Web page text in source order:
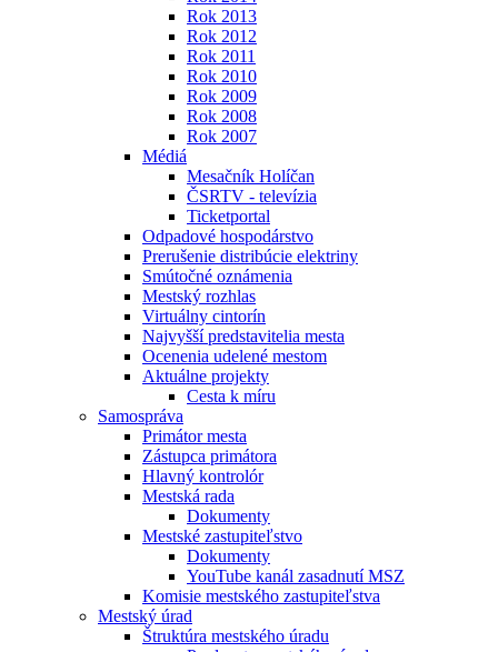
Rok 2013
Rok 2012
Rok 2011
Rok 2010
Rok 2009
Rok 2008
Rok 2007
Médiá
Mesačník Holíčan
ČSRTV - televízia
Ticketportal
Odpadové hospodárstvo
Prerušenie distribúcie elektriny
Smútočné oznámenia
Mestský rozhlas
Virtuálny cintorín
Najvyšší predstavitelia mesta
Ocenenia udelené mestom
Aktuálne projekty
Cesta k míru
Samospráva
Primátor mesta
Zástupca primátora
Hlavný kontrolór
Mestská rada
Dokumenty
Mestské zastupiteľstvo
Dokumenty
YouTube kanál zasadnutí MSZ
Komisie mestského zastupiteľstva
Mestský úrad
Štruktúra mestského úradu